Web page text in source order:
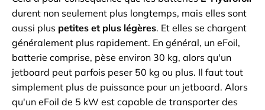
durent non seulement plus longtemps, mais elles sont
aussi plus petites et plus légères. Et elles se chargent
généralement plus rapidement. En général, un eFoil,
batterie comprise, pèse environ 30 kg, alors qu'un
jetboard peut parfois peser 50 kg ou plus. Il faut tout
simplement plus de puissance pour un jetboard. Alors
qu'un eFoil de 5 kW est capable de transporter des